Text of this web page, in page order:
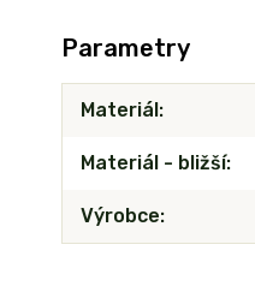
Parametry
Materiál
Materiál - bližší
Výrobce